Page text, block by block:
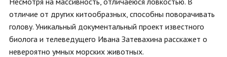
отличие от других китообразных, способны поворачивать
голову. Уникальный документальный проект известного
биолога и телеведущего Ивана Затевахина расскажет о
невероятно умных морских животных.